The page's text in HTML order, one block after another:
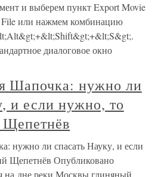
и выберем пункт Export Movie
или нажмем комбинацию
диалоговое окно
Шапочка: нужно ли
и если нужно, то
нужно ли спасать Науку, и если
Щепетнёв Опубликовано